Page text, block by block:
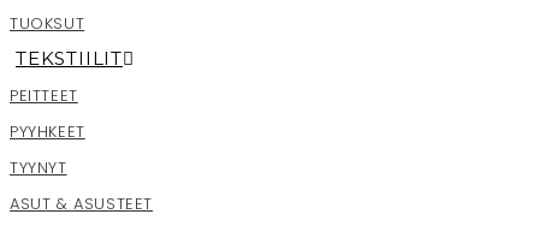
TUOKSUT
TEKSTIILIT
PEITTEET
PYYHKEET
TYYNYT
ASUT & ASUSTEET